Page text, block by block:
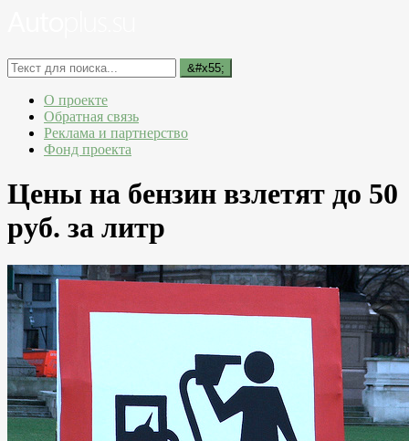
О проекте
Обратная связь
Реклама и партнерство
Фонд проекта
Цены на бензин взлетят до 50
руб. за литр